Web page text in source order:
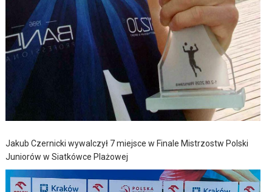
Jakub Czernicki wywalczył 7 miejsce w Finale Mistrzostw Polski
Juniorów w Siatkówce Plażowej